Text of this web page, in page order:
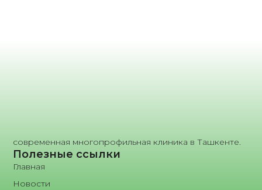
современная многопрофильная клиника в Ташкенте.
Полезные ссылки
Главная
Новости